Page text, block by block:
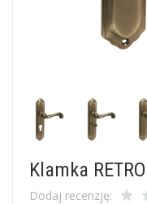
Klamka RETRO
Dodaj recenzję: